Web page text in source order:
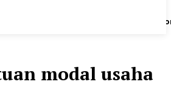
modal usaha